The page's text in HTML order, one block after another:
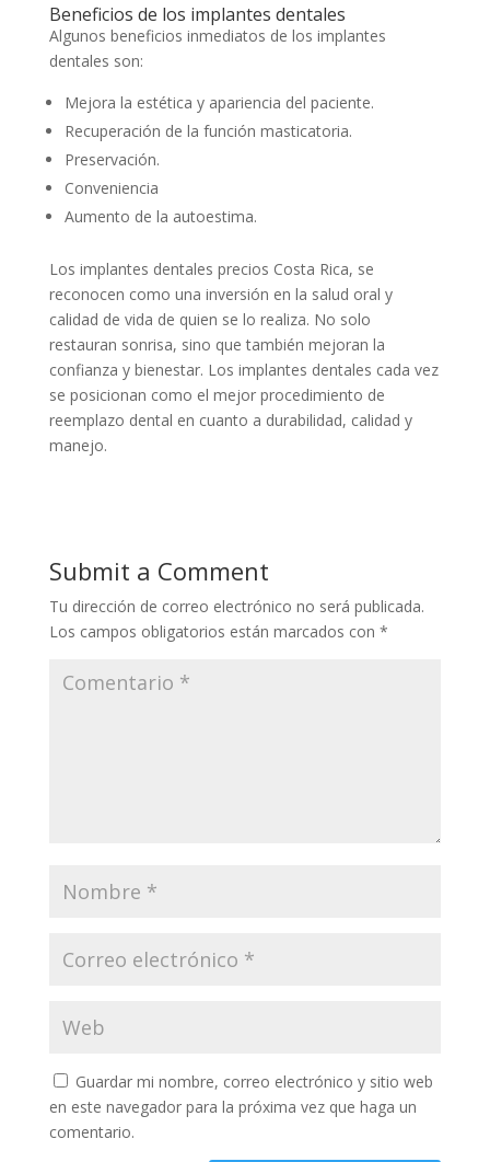
Beneficios de los implantes dentales
Algunos beneficios inmediatos de los implantes
dentales son:
Mejora la estética y apariencia del paciente.
Recuperación de la función masticatoria.
Preservación.
Conveniencia
Aumento de la autoestima.
Los implantes dentales precios Costa Rica, se
reconocen como una inversión en la salud oral y
calidad de vida de quien se lo realiza. No solo
restauran sonrisa, sino que también mejoran la
confianza y bienestar. Los implantes dentales cada vez
se posicionan como el mejor procedimiento de
reemplazo dental en cuanto a durabilidad, calidad y
manejo.
Submit a Comment
Tu dirección de correo electrónico no será publicada.
Los campos obligatorios están marcados con *
Guardar mi nombre, correo electrónico y sitio web
en este navegador para la próxima vez que haga un
comentario.